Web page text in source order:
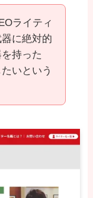
ライティ
に絶対的
持った
いという